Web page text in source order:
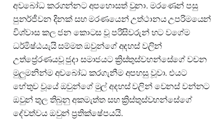
අවබෝධ කරගන්නට අපහොසත් වුනා. මරණෙන් පසු
පුනර්ජීවන දිනක් සහ මරණයෙන් උත්ථානය උපරිමයෙන්
විශ්වාස කල ජන කොටස වූ පරිසිවරුන් හට වගේම
ධර්මිෂ්ඨයැයි සම්මත ඔවුන්ගේ අදහස් වලින්
උත්ප්‍රේරණයවූ ජුදා සමාජයට ක්‍රිස්තුස්වහන්සේගේ වචන
මුලුමනින්ම අවබෝධ කරගැනීම අපහසු වූවා. එයට
හේතුව වූයේ ඔවුන්ගේ මුල් අදහස් වලින් වෙනස් වන්නට
ඔවුන් තුල තිබුනු අකමැත්ත සහ ක්‍රිස්තුස්වහන්සේගේ
දේවත්වය ඔවුන් ප්‍රතික්ෂේපයයි.